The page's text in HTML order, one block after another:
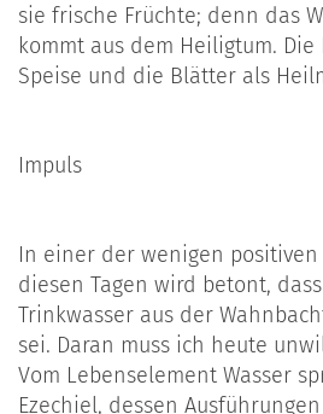
sie frische Früchte; denn das
kommt aus dem Heiligtum.
Speise und die Blätter als
Impuls
In einer der wenigen
diesen Tagen wird betont,
Trinkwasser aus der
sei. Daran muss ich heute
Vom Lebenselement Wasser
Ezechiel, dessen